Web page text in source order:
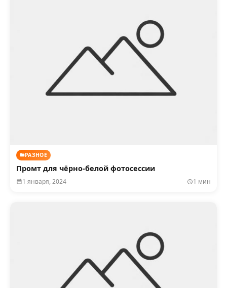
РАЗНОЕ
Промт для чёрно-белой фотосессии
1 января, 2024 1 мин